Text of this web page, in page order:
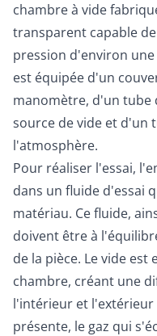
chambre à vide
transparent capable
pression d'environ
est équipée d'un
manomètre, d'un
source de vide et d'un
l'atmosphère.
Pour réaliser l'essai,
dans un fluide d'essai
matériau. Ce fluide,
doivent être à
de la pièce. Le vide
chambre, créant une
l'intérieur et l'extérieur
présente, le gaz qui